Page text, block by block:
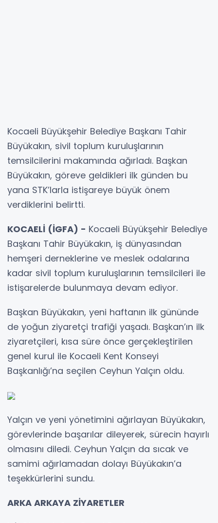
Kocaeli Büyükşehir Belediye Başkanı Tahir
Büyükakın, sivil toplum kuruluşlarının
temsilcilerini makamında ağırladı. Başkan
Büyükakın, göreve geldikleri ilk günden bu
yana STK’larla istişareye büyük önem
verdiklerini belirtti.
KOCAELİ (İGFA) - Kocaeli Büyükşehir Belediye
Başkanı Tahir Büyükakın, iş dünyasından
hemşeri derneklerine ve meslek odalarına
kadar sivil toplum kuruluşlarının temsilcileri ile
istişarelerde bulunmaya devam ediyor.
Başkan Büyükakın, yeni haftanın ilk gününde
de yoğun ziyaretçi trafiği yaşadı. Başkan’ın ilk
ziyaretçileri, kısa süre önce gerçekleştirilen
genel kurul ile Kocaeli Kent Konseyi
Başkanlığı’na seçilen Ceyhun Yalçın oldu.
Yalçın ve yeni yönetimini ağırlayan Büyükakın,
görevlerinde başarılar dileyerek, sürecin hayırlı
olmasını diledi. Ceyhun Yalçın da sıcak ve
samimi ağırlamadan dolayı Büyükakın’a
teşekkürlerini sundu.
ARKA ARKAYA ZİYARETLER